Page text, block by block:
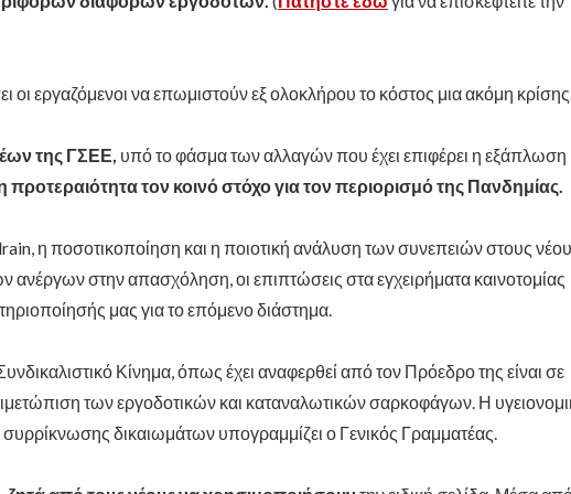
οι εργαζόμενοι να επωμιστούν εξ ολοκλήρου το κόστος μια ακόμη
της ΓΣΕΕ, υπό το φάσμα των αλλαγών που έχει επιφέρει η εξάπλωση
προτεραιότητα τον κοινό στόχο για τον περιορισμό της Πανδημίας.
η ποσοτικοποίηση και η ποιοτική ανάλυση των συνεπειών στους
ανέργων στην απασχόληση, οι επιπτώσεις στα εγχειρήματα καινοτομίας
μας για το επόμενο διάστημα.
Κίνημα, όπως έχει αναφερθεί από τον Πρόεδρο της είναι σε
των εργοδοτικών και καταναλωτικών σαρκοφάγων. Η
συρρίκνωσης δικαιωμάτων υπογραμμίζει ο Γενικός Γραμματέας.